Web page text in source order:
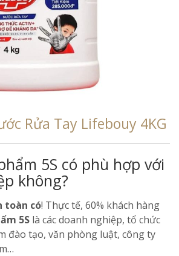
Rửa Tay Lifebouy 4KG
5S có phù hợp với
không?
toàn có! Thực tế, 60% khách hàng
5S là các doanh nghiệp, tổ chức
đào tạo, văn phòng luật, công ty